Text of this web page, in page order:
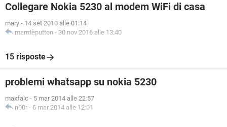
Collegare Nokia 5230 al modem WiFi di casa
mary - 14 set 2010 alle 01:14
mamtèputton - 30 nov 2016 alle 13:40
15 risposte
problemi whatsapp su nokia 5230
maxfalc - 5 mar 2014 alle 22:57
n00r - 6 mar 2014 alle 12:01